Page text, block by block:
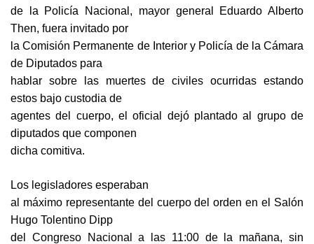
de la Policía Nacional, mayor general Eduardo Alberto
Then, fuera invitado por
la Comisión Permanente de Interior y Policía de la Cámara
de Diputados para
hablar sobre las muertes de civiles ocurridas estando
estos bajo custodia de
agentes del cuerpo, el oficial dejó plantado al grupo de
diputados que componen
dicha comitiva.
Los legisladores esperaban
al máximo representante del cuerpo del orden en el Salón
Hugo Tolentino Dipp
del Congreso Nacional a las 11:00 de la mañana, sin